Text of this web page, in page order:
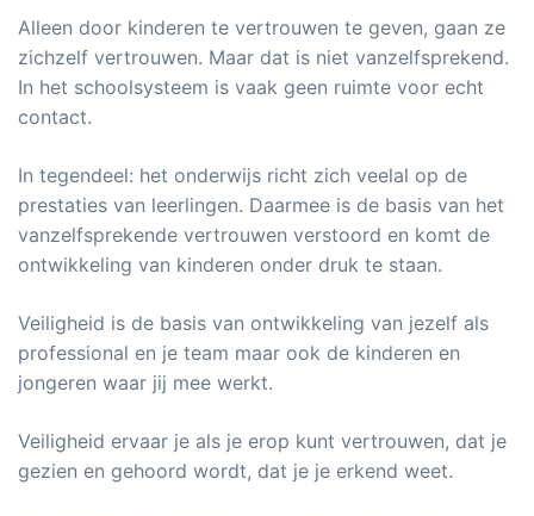
Alleen door kinderen te vertrouwen te geven, gaan ze
zichzelf vertrouwen. Maar dat is niet vanzelfsprekend.
In het schoolsysteem is vaak geen ruimte voor echt
contact.
In tegendeel: het onderwijs richt zich veelal op de
prestaties van leerlingen. Daarmee is de basis van het
vanzelfsprekende vertrouwen verstoord en komt de
ontwikkeling van kinderen onder druk te staan.
Veiligheid is de basis van ontwikkeling van jezelf als
professional en je team maar ook de kinderen en
jongeren waar jij mee werkt.
Veiligheid ervaar je als je erop kunt vertrouwen, dat je
gezien en gehoord wordt, dat je je erkend weet.